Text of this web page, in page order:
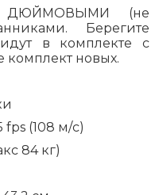
ДЮЙМОВЫМИ (не
Берегите
в комплекте с
комплект новых.
fps (108 м/с)
84 кг)